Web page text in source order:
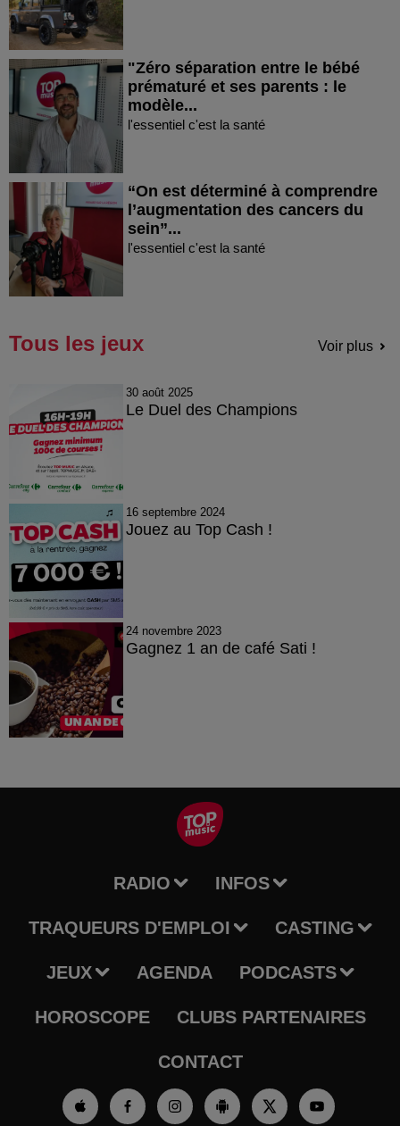
"Zéro séparation entre le bébé
prématuré et ses parents : le
modèle...
l'essentiel c'est la santé
“On est déterminé à comprendre
l’augmentation des cancers du
sein”...
l'essentiel c'est la santé
Tous les jeux Voir plus
30 août 2025
Le Duel des Champions
16 septembre 2024
Jouez au Top Cash !
24 novembre 2023
Gagnez 1 an de café Sati !
RADIO INFOS
TRAQUEURS D'EMPLOI CASTING
JEUX AGENDA PODCASTS
HOROSCOPE CLUBS PARTENAIRES
CONTACT